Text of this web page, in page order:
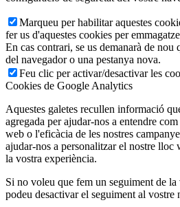
Marqueu per habilitar aquestes
fer us d'aquestes cookies per
En cas contrari, se us demanarà de
del navegador o una pestanya nova.
Feu clic per activar/desactivar les
Cookies de Google Analytics
Aquestes galetes recullen informació
agregada per ajudar-nos a entendre
web o l'eficàcia de les nostres
ajudar-nos a personalitzar el nostre
la vostra experiència.
Si no voleu que fem un seguiment de
podeu desactivar el seguiment al vostre